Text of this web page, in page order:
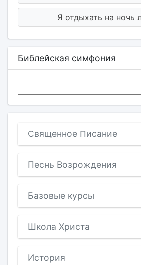
Я отдыхать на ночь
Библейская симфония
Священное Писание
Песнь Возрождения
Базовые курсы
Школа Христа
История